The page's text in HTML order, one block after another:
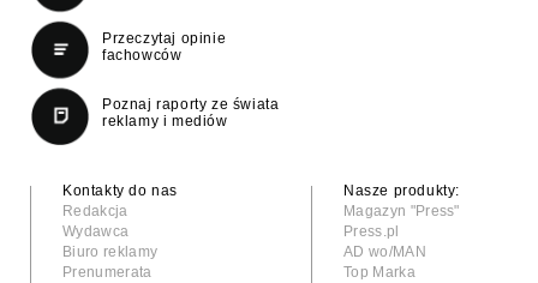
Przeczytaj opinie
fachowców
Poznaj raporty ze świata
reklamy i mediów
Kontakty do nas
Redakcja
Wydawca
Biuro reklamy
Prenumerata
Nasze produkty:
Magazyn "Press"
Press.pl
AD wo/MAN
Top Marka